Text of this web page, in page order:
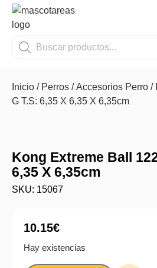
Inicio / Perros /Accesorios Perro /
G T.S: 6,35 X 6,35 X 6,35cm
Kong Extreme Ball
6,35 X 6,35cm
SKU: 15067
10.15€
Hay existencias